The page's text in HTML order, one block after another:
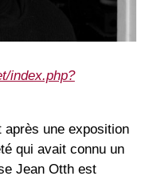
index.php?
une exposition
qui avait connu un
Jean Otth est